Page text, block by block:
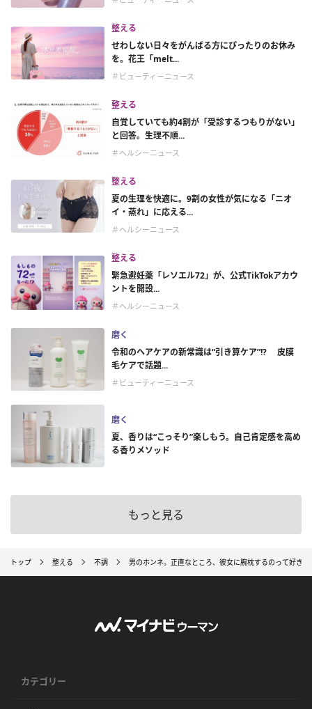
整える
せわしない日々をがんばる方にぴったりのお休み
を。花王「melt...
＃ビューティーニュース
整える
自覚していても約4割が「受診するつもりがない」
と回答。生理不順...
＃ヘルシーニュース
整える
夏の生理を快適に。9割の女性が気になる「ニオ
イ・蒸れ」に応える...
＃ヘルシーニュース
整える
緊急避妊薬「レソエル72」が、公式TikTokアカウ
ントを開設...
＃ヘルシーニュース
磨く
令和のヘアケアの新常識は“引き算ケア”!? 皮膜
毛ケアで話題...
＃ビューティーニュース
磨く
夏、香りは“こっそり”楽しもう。自己肯定感を高め
る香りメソッド
もっと見る
トップ 整える 不調 男のホンネ。正直なところ、彼女に腕枕するのって好き
カテゴリー